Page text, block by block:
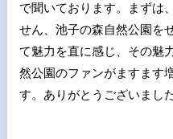
で聞いております。まずは
せん、池子の森自然公園を
て魅力を直に感じ、その魅
然公園のファンがますます
す。ありがとうございました